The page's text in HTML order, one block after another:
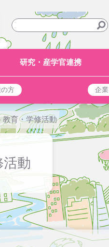
研究・産学官連携
方 企
教育・学修活動
動